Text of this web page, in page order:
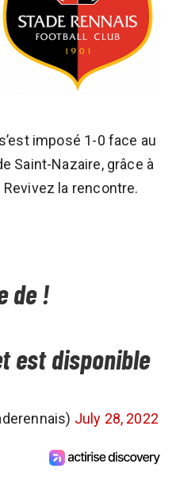
imposé 1-0 face au
Saint-Nazaire, grâce à
la rencontre.
de !
est disponible
July 28, 2022